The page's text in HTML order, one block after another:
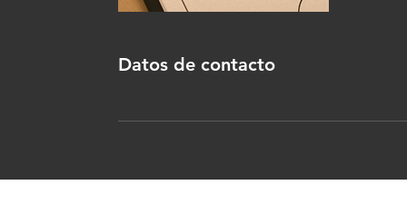
Datos de contacto